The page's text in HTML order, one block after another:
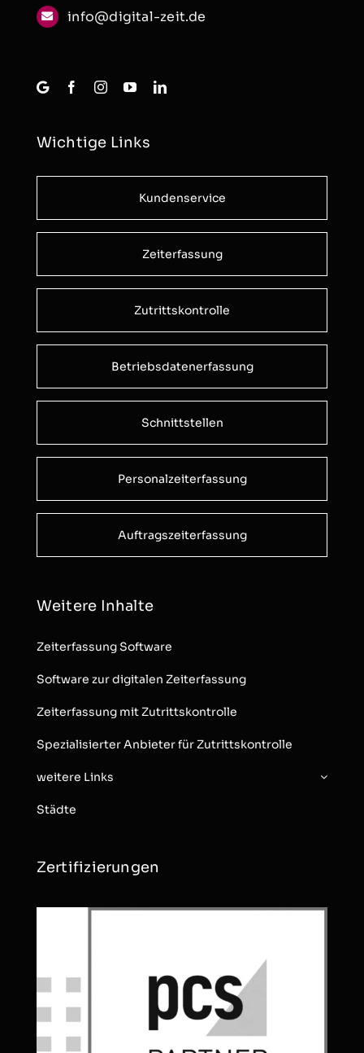
info@digital-zeit.de
Wichtige Links
Kundenservice
Zeiterfassung
Zutrittskontrolle
Betriebsdatenerfassung
Schnittstellen
Personalzeiterfassung
Auftragszeiterfassung
Weitere Inhalte
Zeiterfassung Software
Software zur digitalen Zeiterfassung
Zeiterfassung mit Zutrittskontrolle
Spezialisierter Anbieter für Zutrittskontrolle
weitere Links
Städte
Zertifizierungen